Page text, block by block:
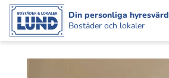
Din personliga hyresvärd
Bostäder och lokaler